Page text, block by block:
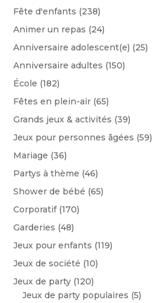
Fête d'enfants (238)
Animer un repas (24)
Anniversaire adolescent(e) (25)
Anniversaire adultes (150)
École (182)
Fêtes en plein-air (65)
Grands jeux & activités (39)
Jeux pour personnes âgées (59)
Mariage (36)
Partys à thème (46)
Shower de bébé (65)
Corporatif (170)
Garderies (48)
Jeux pour enfants (119)
Jeux de société (10)
Jeux de party (120)
Jeux de party populaires (5)